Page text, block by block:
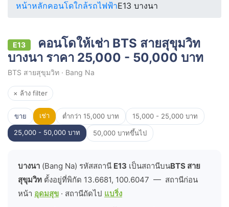
หน้าหลักคอนโดใกล้รถไฟฟ้าE13 บางนา
E13
คอนโดให้เช่า BTS สายสุขุมวิท
บางนา ราคา 25,000 - 50,000 บาท
BTS สายสุขุมวิท · Bang Na
× ล้าง filter
ขาย เช่า ต่ำกว่า 15,000 บาท
15,000 - 25,000 บาท
25,000 - 50,000 บาท
50,000 บาทขึ้นไป
บางนา (Bang Na) รหัสสถานี E13 เป็นสถานีบนBTS สาย
สุขุมวิท ตั้งอยู่ที่พิกัด 13.6681, 100.6047 — สถานีก่อน
หน้า อุดมสุข · สถานีถัดไป แบริ่ง